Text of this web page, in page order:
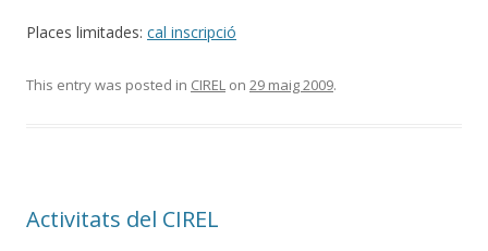
Places limitades: cal inscripció
This entry was posted in CIREL on 29 maig 2009.
Activitats del CIREL